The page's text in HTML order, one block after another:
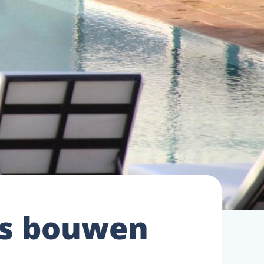
bouwen